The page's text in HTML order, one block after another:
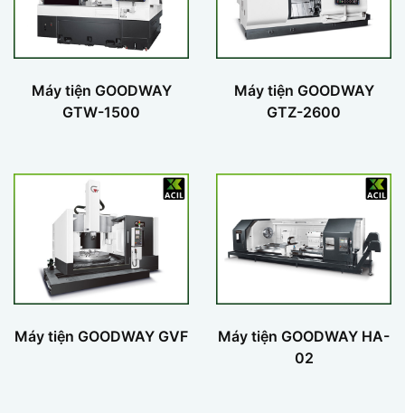
Máy tiện GOODWAY
GTW-1500
Máy tiện GOODWAY
GTZ-2600
Máy tiện GOODWAY GVF
Máy tiện GOODWAY HA-
02